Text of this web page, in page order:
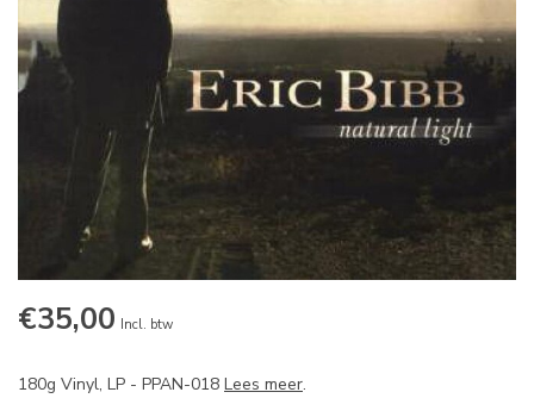
€35,00 Incl. btw
180g Vinyl, LP - PPAN-018 Lees meer.